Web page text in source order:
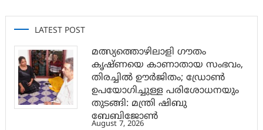
LATEST POST
മത്സ്യത്തൊഴിലാളി ഗൗതം
കൃഷ്ണയെ കാണാതായ സംഭവം,
തിരച്ചിൽ ഊർജിതം; ഡ്രോണ്‍
ഉപയോഗിച്ചുള്ള പരിശോധനയും
തുടങ്ങി: മന്ത്രി ഷിബു
ബേബിജോണ്‍
August 7, 2026